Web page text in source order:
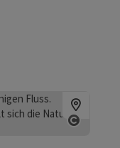
Mit
Sie 20 %
geöffnet
am Steyr Fluss in